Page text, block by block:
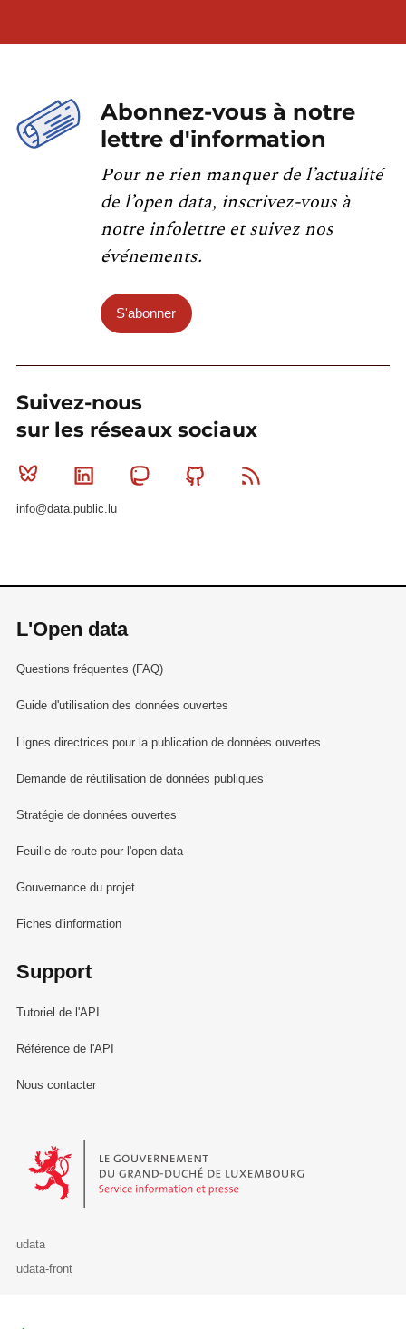
Abonnez-vous à notre
lettre d'information
Pour ne rien manquer de l’actualité
de l’open data, inscrivez-vous à
notre infolettre et suivez nos
événements.
S'abonner
Suivez-nous
sur les réseaux sociaux
Bluesky Linkedin MastodonGithub
info@data.public.lu
L'Open data
Questions fréquentes (FAQ)
Guide d'utilisation des données ouvertes
Lignes directrices pour la publication de données ouvertes
Demande de réutilisation de données publiques
Stratégie de données ouvertes
Feuille de route pour l'open data
Gouvernance du projet
Fiches d'information
Support
Tutoriel de l'API
Référence de l'API
Nous contacter
Le Gouvernement du Grand-Duché de Luxembourg - Service
udata
udata-front